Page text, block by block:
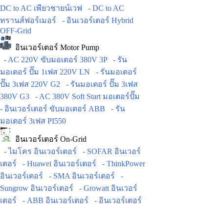
DC to AC เพียวชายน์เวฟ
- DC to AC
ทรานส์ฟอร์เมอร์
- อินเวอร์เตอร์ Hybrid
OFF-Grid
อินเวอร์เตอร์ Motor Pump
- AC 220V ขับมอเตอร์ 380V 3P
- รัน
มอเตอร์ ปั๊ม 1เฟส 220V LN
- รันมอเตอร์
ปั๊ม 3เฟส 220V G2
- รันมอเตอร์ ปั๊ม 3เฟส
380V G3
- AC 380V Soft Start มอเตอร์ปั๊ม
- อินเวอร์เตอร์ ขับมอเตอร์ ABB
- รัน
มอเตอร์ 3เฟส PI550
อินเวอร์เตอร์ On-Grid
- ไมโคร อินเวอร์เตอร์
- SOFAR อินเวอร์
เตอร์
- Huawei อินเวอร์เตอร์
- ThinkPower
อินเวอร์เตอร์
- SMA อินเวอร์เตอร์
-
Sungrow อินเวอร์เตอร์
- Growatt อินเวอร์
เตอร์
- ABB อินเวอร์เตอร์
- อินเวอร์เตอร์